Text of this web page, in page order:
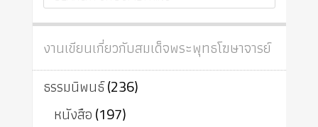
งานเขียนเกี่ยวกับสมเด็จพระพุทธโฆษาจารย์
ธรรมนิพนธ์(236)
หนังสือ(197)